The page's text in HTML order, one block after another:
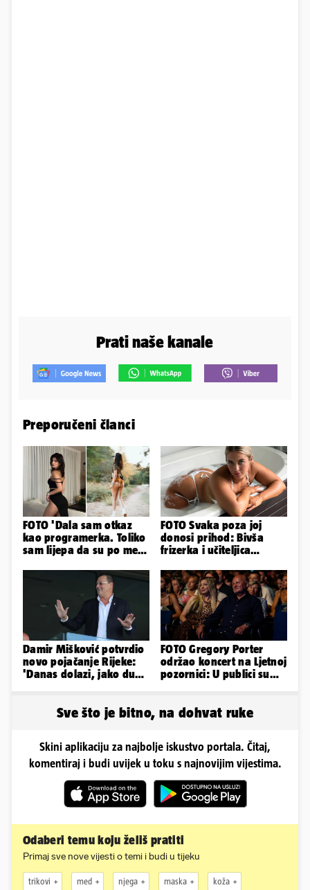
Prati naše kanale
Preporučeni članci
FOTO 'Dala sam otkaz
kao programerka. Toliko
sam lijepa da su po meni
FOTO Svaka poza joj
donosi prihod: Bivša
frizerka i učiteljica
Instagram
Damir Mišković potvrdio
novo pojačanje Rijeke:
'Danas dolazi, jako dugo
FOTO Gregory Porter
održao koncert na Ljetnoj
pozornici: U publici su
Sve što je bitno, na dohvat ruke
Skini aplikaciju za najbolje iskustvo portala. Čitaj,
komentiraj i budi uvijek u toku s najnovijim vijestima.
Odaberi temu koju želiš pratiti
Primaj sve nove vijesti o temi i budi u tijeku
trikovi med njega maska koža